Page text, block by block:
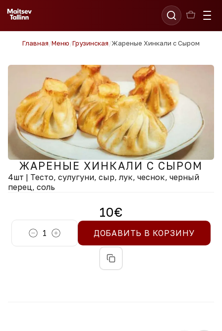
Главная/Меню/Грузинская/Жареные Хинкали с Сыром
ЖАРЕНЫЕ ХИНКАЛИ С СЫРОМ
4шт | Тесто, сулугуни, сыр, лук, чеснок, черный
перец, соль
10€
1 ДОБАВИТЬ В КОРЗИНУ